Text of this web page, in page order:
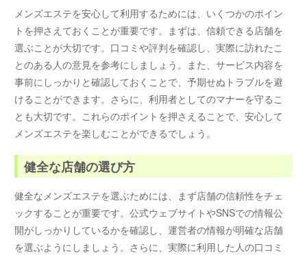
メンズエステを安心して利用するためには、いくつかのポイン
トを押さえておくことが重要です。まずは、信頼できる店舗を
選ぶことが大切です。口コミや評判を確認し、実際に訪れたこ
とのある人の意見を参考にしましょう。また、サービス内容を
事前にしっかりと確認しておくことで、予期せぬトラブルを避
けることができます。さらに、利用者としてのマナーを守るこ
とも大切です。これらのポイントを押さえることで、安心して
メンズエステを楽しむことができるでしょう。
健全な店舗の選び方
健全なメンズエステを選ぶためには、まず店舗の信頼性をチェ
ックすることが重要です。公式ウェブサイトやSNSでの情報公
開がしっかりしているかを確認し、運営者の情報が明確な店舗
を選ぶようにしましょう。さらに、実際に利用した人の口コミ